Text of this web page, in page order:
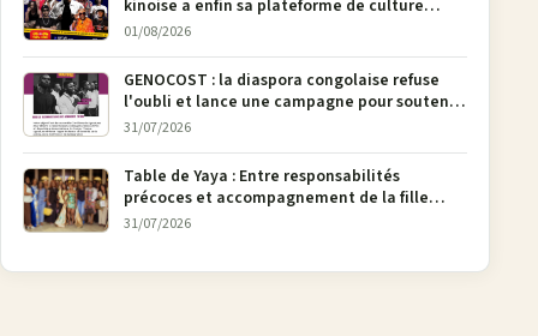
kinoise a enfin sa plateforme de culture
urbaine
01/08/2026
GENOCOST : la diaspora congolaise refuse
l'oubli et lance une campagne pour soutenir
la pétition FONAREV depuis Bruxelles
31/07/2026
Table de Yaya : Entre responsabilités
précoces et accompagnement de la fille
aînée, la diaspora en débat
31/07/2026